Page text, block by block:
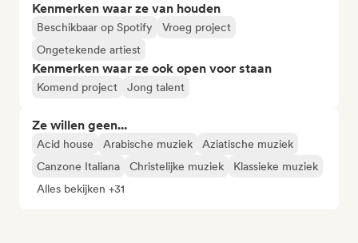
Kenmerken waar ze van houden
Beschikbaar op Spotify
Vroeg project
Ongetekende artiest
Kenmerken waar ze ook open voor staan
Komend project Jong talent
Ze willen geen...
Acid house Arabische muziek
Aziatische muziek
Canzone Italiana
Christelijke muziek
Klassieke muziek
Alles bekijken +31